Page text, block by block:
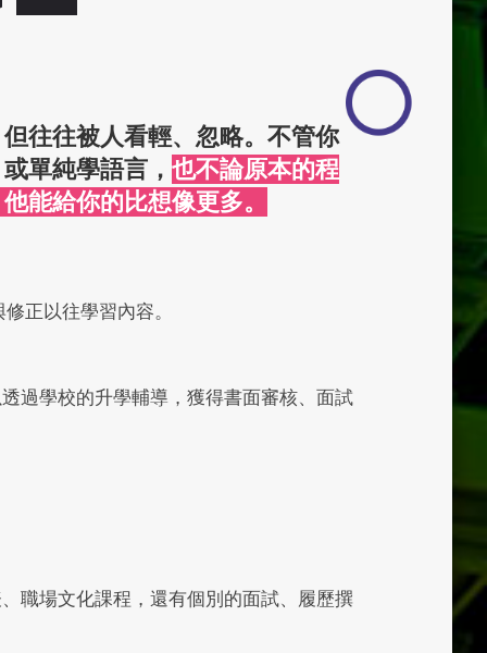
往往被人看輕、忽略。不管你
單純學語言， 也不論原本的程
能給你的比想像更多。
正以往學習內容。
過學校的升學輔導，獲得書面審核、面試
職場文化課程，還有個別的面試、履歷撰